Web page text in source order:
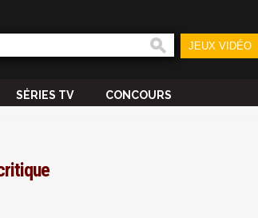
JEUX VIDÉO
SÉRIES TV CONCOURS